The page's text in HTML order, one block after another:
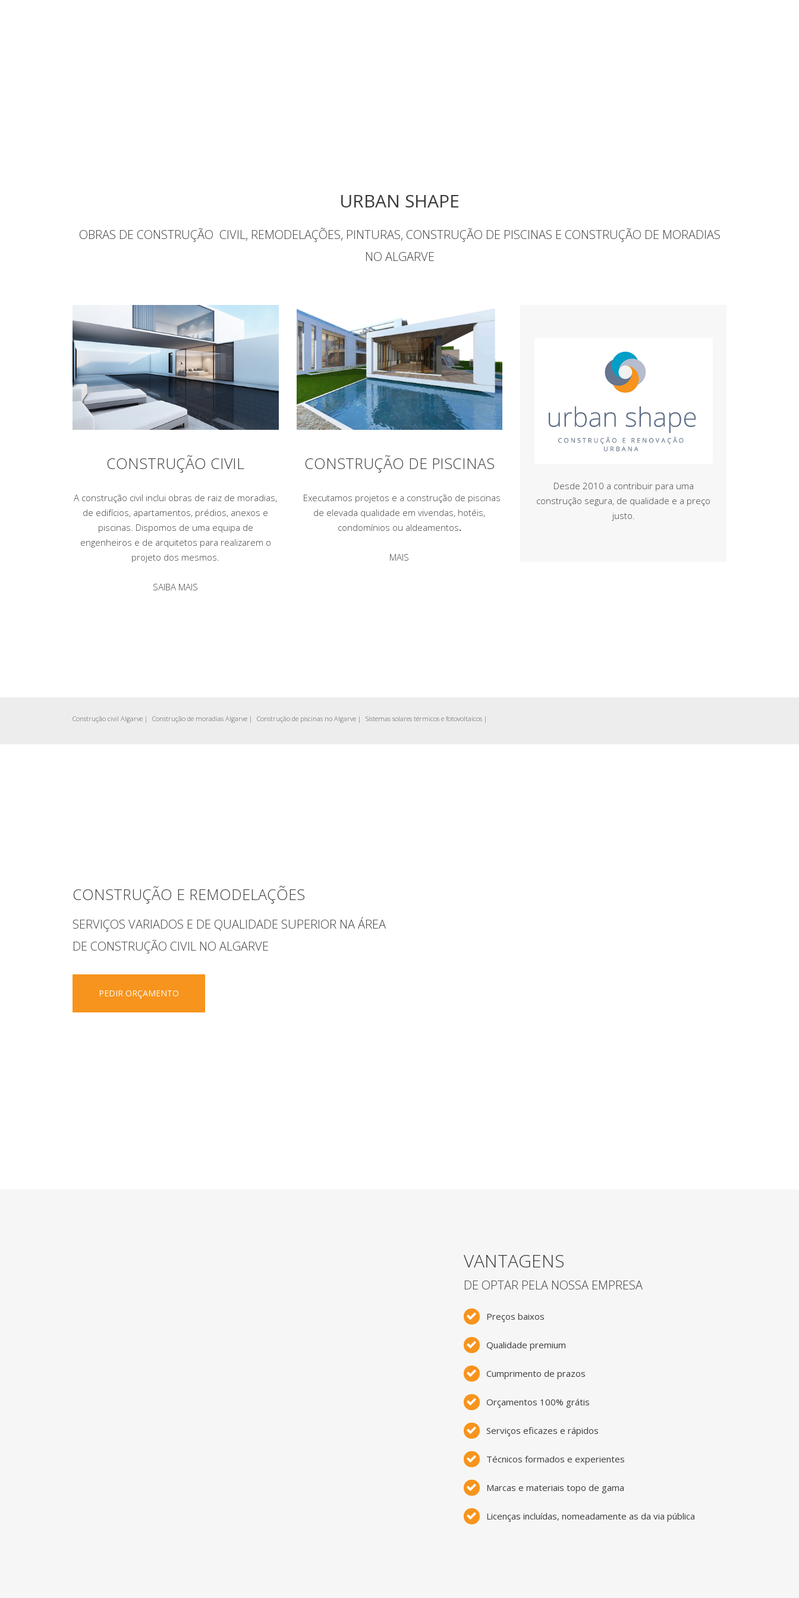
URBAN SHAPE
OBRAS DE CONSTRUÇÃO CIVIL, REMODELAÇÕES, PINTURAS, CONSTRUÇÃO DE PISCINAS E CONSTRUÇÃO DE MORADIAS
NO ALGARVE
CONSTRUÇÃO CIVIL
A construção civil inclui obras de raiz de moradias,
de edifícios, apartamentos, prédios, anexos e
piscinas. Dispomos de uma equipa de
engenheiros e de arquitetos para realizarem o
projeto dos mesmos.
SAIBA MAIS
CONSTRUÇÃO DE PISCINAS
Executamos projetos e a construção de piscinas
de elevada qualidade em vivendas, hotéis,
condomínios ou aldeamentos.
MAIS
Desde 2010 a contribuir para uma
construção segura, de qualidade e a preço
justo.
Construção civil Algarve | Construção de moradias Algarve | Construção de piscinas no Algarve | Sistemas solares térmicos e fotovoltaicos |
CONSTRUÇÃO E REMODELAÇÕES
SERVIÇOS VARIADOS E DE QUALIDADE SUPERIOR NA ÁREA
DE CONSTRUÇÃO CIVIL NO ALGARVE
PEDIR ORÇAMENTO
VANTAGENS
DE OPTAR PELA NOSSA EMPRESA
Preços baixos
Qualidade premium
Cumprimento de prazos
Orçamentos 100% grátis
Serviços eficazes e rápidos
Técnicos formados e experientes
Marcas e materiais topo de gama
Licenças incluídas, nomeadamente as da via pública